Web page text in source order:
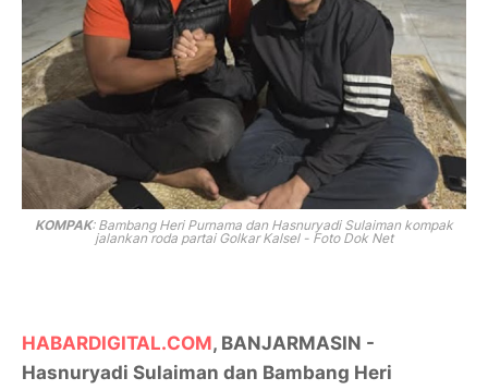
KOMPAK: Bambang Heri Purnama dan Hasnuryadi Sulaiman kompak
jalankan roda partai Golkar Kalsel - Foto Dok Net
HABARDIGITAL.COM, BANJARMASIN -
Hasnuryadi Sulaiman dan Bambang Heri